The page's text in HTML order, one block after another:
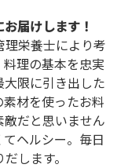
届けします！
栄養士により考
理の基本を忠実
限に引き出した
材を使ったお料
だと思いません
ヘルシー。毎日
します。